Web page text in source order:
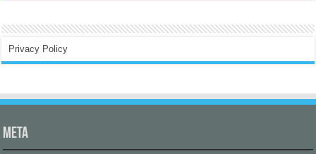
Privacy Policy
Meta